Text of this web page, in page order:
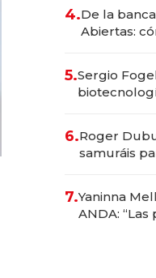
4.De la
Abiertas:
5.Sergio
6.Roger
samuráis
7.Yaninna
ANDA: